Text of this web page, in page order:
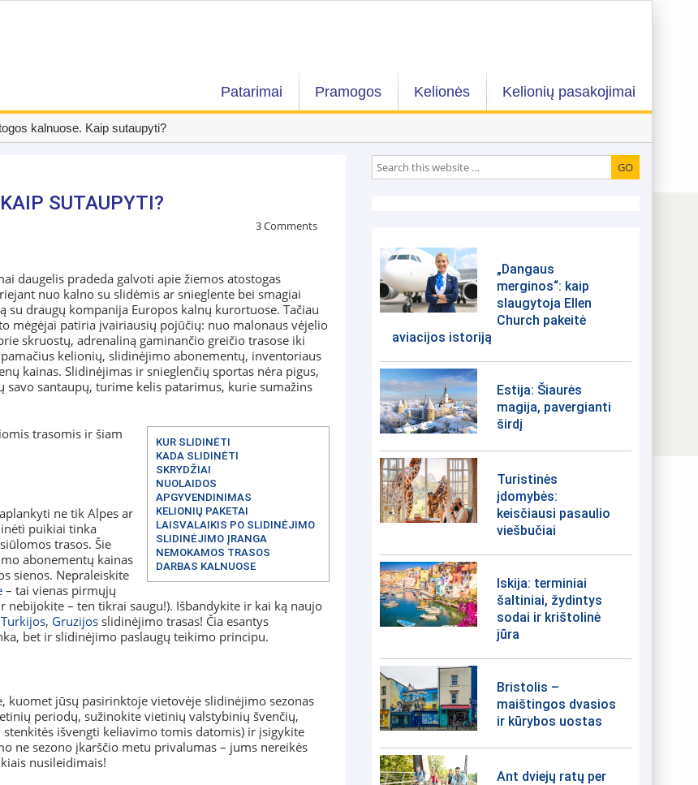
Patarimai Pramogos Kelionės Kelionių pasakojimai
kalnuose. Kaip sutaupyti?
SUTAUPYTI?
3 Comments
daugelis pradeda galvoti apie žiemos atostogas
nuo kalno su slidėmis ar snieglente bei smagiai
su draugų kompanija Europos kalnų kurortuose. Tačiau
mėgėjai patiria įvairiausių pojūčių: nuo malonaus vėjelio
skruostų, adrenaliną gaminančio greičio trasose iki
kelionių, slidinėjimo abonementų, inventoriaus
kainas. Slidinėjimas ir snieglenčių sportas nėra pigus,
santaupų, turime kelis patarimus, kurie sumažins
KUR SLIDINĖTI
KADA SLIDINĖTI
SKRYDŽIAI
NUOLAIDOS
APGYVENDINIMAS
KELIONIŲ PAKETAI
LAISVALAIKIS PO SLIDINĖJIMO
SLIDINĖJIMO ĮRANGA
NEMOKAMOS TRASOS
DARBAS KALNUOSE
trasomis ir šiam
ne tik Alpes ar
puikiai tinka
trasos. Šie
abonementų kainas
sienos. Nepraleiskite
– tai vienas pirmųjų
– ten tikrai saugu!). Išbandykite ir kai ką naujo
Turkijos, Gruzijos slidinėjimo trasas! Čia esantys
bet ir slidinėjimo paslaugų teikimo principu.
kuomet jūsų pasirinktoje vietovėje slidinėjimo sezonas
periodų, sužinokite vietinių valstybinių švenčių,
išvengti keliavimo tomis datomis) ir įsigykite
ne sezono įkarščio metu privalumas – jums nereikės
nusileidimais!
„Dangaus
merginos“: kaip
slaugytoja Ellen
Church pakeitė
aviacijos istoriją
Estija: Šiaurės
magija, pavergianti
širdį
Turistinės
įdomybės:
keisčiausi pasaulio
viešbučiai
Iskija: terminiai
šaltiniai, žydintys
sodai ir krištolinė
jūra
Bristolis –
maištingos dvasios
ir kūrybos uostas
Ant dviejų ratų per